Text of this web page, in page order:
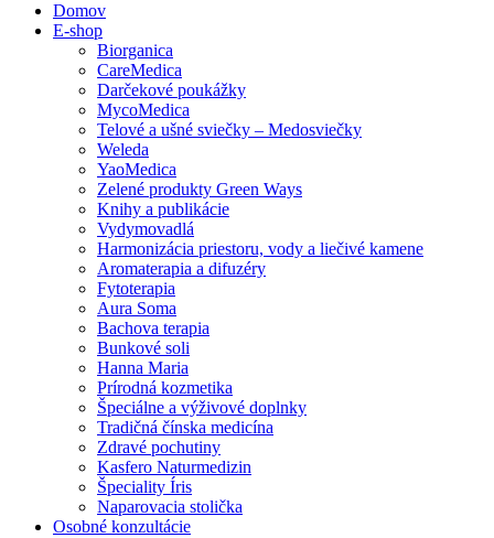
Domov
E-shop
Biorganica
CareMedica
Darčekové poukážky
MycoMedica
Telové a ušné sviečky – Medosviečky
Weleda
YaoMedica
Zelené produkty Green Ways
Knihy a publikácie
Vydymovadlá
Harmonizácia priestoru, vody a liečivé kamene
Aromaterapia a difuzéry
Fytoterapia
Aura Soma
Bachova terapia
Bunkové soli
Hanna Maria
Prírodná kozmetika
Špeciálne a výživové doplnky
Tradičná čínska medicína
Zdravé pochutiny
Kasfero Naturmedizin
Špeciality Íris
Naparovacia stolička
Osobné konzultácie